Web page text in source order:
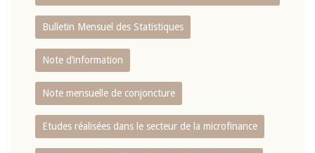
Bulletin Mensuel des Statistiques
Note d’information
Note mensuelle de conjoncture
Etudes réalisées dans le secteur de la microfinance